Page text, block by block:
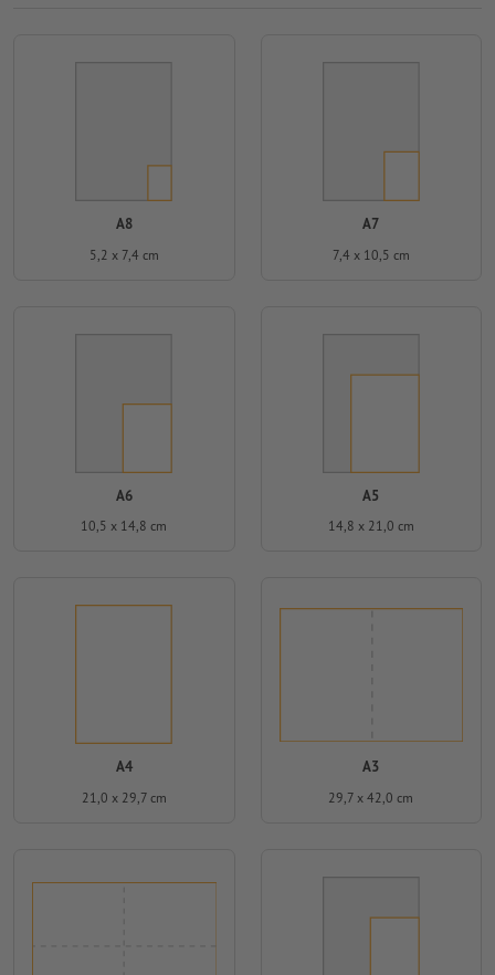
A8
5,2 x 7,4 cm
A7
7,4 x 10,5 cm
A6
10,5 x 14,8 cm
A5
14,8 x 21,0 cm
A4
21,0 x 29,7 cm
A3
29,7 x 42,0 cm